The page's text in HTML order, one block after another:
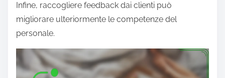
Infine, raccogliere feedback dai clienti può
migliorare ulteriormente le competenze del
personale.